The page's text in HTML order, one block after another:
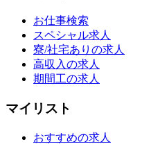
お仕事検索
スペシャル求人
寮/社宅ありの求人
高収入の求人
期間工の求人
マイリスト
おすすめの求人